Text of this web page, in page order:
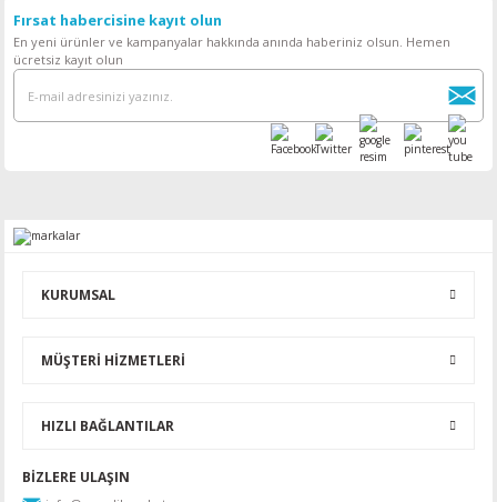
Fırsat habercisine kayıt olun
En yeni ürünler ve kampanyalar hakkında anında haberiniz olsun. Hemen
ücretsiz kayıt olun
KURUMSAL
MÜŞTERİ HİZMETLERİ
HIZLI BAĞLANTILAR
BİZLERE ULAŞIN